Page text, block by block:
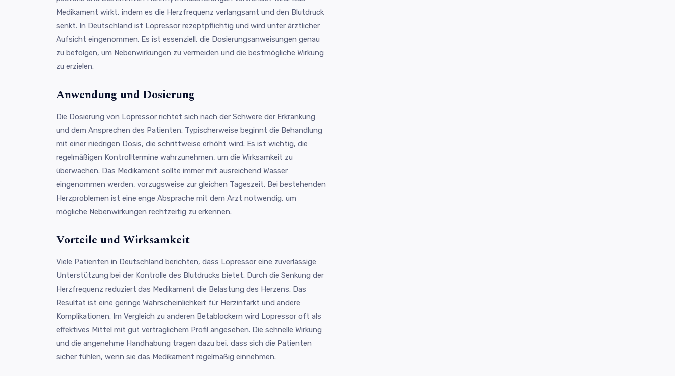
Medikament wirkt, indem es die Herzfrequenz verlangsamt und den Blutdruck
senkt. In Deutschland ist Lopressor rezeptpflichtig und wird unter ärztlicher
Aufsicht eingenommen. Es ist essenziell, die Dosierungsanweisungen genau
zu befolgen, um Nebenwirkungen zu vermeiden und die bestmögliche Wirkung
zu erzielen.
Anwendung und Dosierung
Die Dosierung von Lopressor richtet sich nach der Schwere der Erkrankung
und dem Ansprechen des Patienten. Typischerweise beginnt die Behandlung
mit einer niedrigen Dosis, die schrittweise erhöht wird. Es ist wichtig, die
regelmäßigen Kontrolltermine wahrzunehmen, um die Wirksamkeit zu
überwachen. Das Medikament sollte immer mit ausreichend Wasser
eingenommen werden, vorzugsweise zur gleichen Tageszeit. Bei bestehenden
Herzproblemen ist eine enge Absprache mit dem Arzt notwendig, um
mögliche Nebenwirkungen rechtzeitig zu erkennen.
Vorteile und Wirksamkeit
Viele Patienten in Deutschland berichten, dass Lopressor eine zuverlässige
Unterstützung bei der Kontrolle des Blutdrucks bietet. Durch die Senkung der
Herzfrequenz reduziert das Medikament die Belastung des Herzens. Das
Resultat ist eine geringe Wahrscheinlichkeit für Herzinfarkt und andere
Komplikationen. Im Vergleich zu anderen Betablockern wird Lopressor oft als
effektives Mittel mit gut verträglichem Profil angesehen. Die schnelle Wirkung
und die angenehme Handhabung tragen dazu bei, dass sich die Patienten
sicher fühlen, wenn sie das Medikament regelmäßig einnehmen.